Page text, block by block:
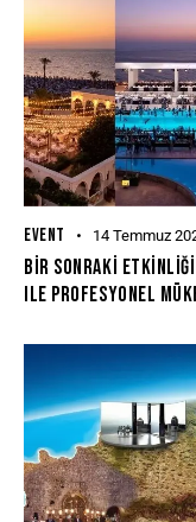
EVENT 14 Temmuz
Bir Sonraki
Ile Profesyonel